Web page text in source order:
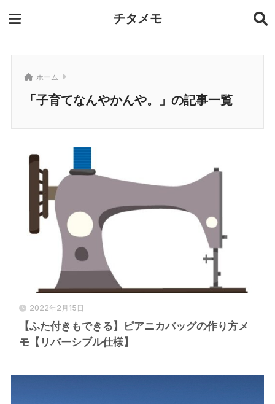
チタメモ
ホーム
「子育てなんやかんや。」の記事一覧
2022年2月15日
【ふた付きもできる】ピアニカバッグの作り方メ
モ【リバーシブル仕様】